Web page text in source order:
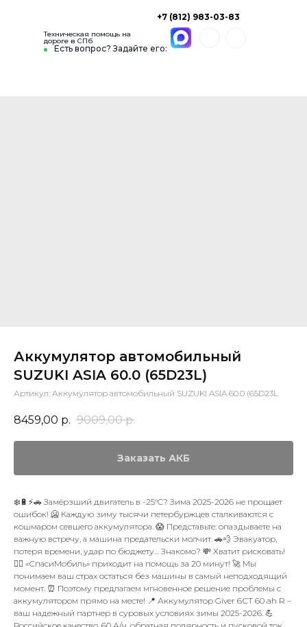
Есть вопрос? Задайте его:
+7 (812) 983-03-83
Техническая помощь на
дороге в СПб
Аккумулятор автомобильный
SUZUKI ASIA 60.0 (65D23L)
Артикул: Аккумулятор автомобильный SUZUKI ASIA 60.0 (65D23L
8459,00 р. 9009,00 р.
Заказать АКБ
❄️🔋⚡🚗 Замёрзший двигатель в -25°C? Зима 2025-2026 не прощает
ошибок! 🥶 Каждую зиму тысячи петербуржцев сталкиваются с
кошмаром севшего аккумулятора. 😱 Представьте: опаздываете на
важную встречу, а машина предательски молчит. 🚗💨 Эвакуатор,
потеря времени, удар по бюджету… Знакомо? 💸 Хватит рисковать!
🙅‍♂️ «СпасиМобиль» приходит на помощь за 20 минут! 🚀 Мы
понимаем ваш страх остаться без машины в самый неподходящий
момент. ⏰ Поэтому предлагаем мгновенное решение проблемы с
аккумулятором прямо на месте! 📍 Аккумулятор Giver 6СТ 60 ah R –
ваш надежный партнер в суровых условиях зимы 2025-2026. 💪